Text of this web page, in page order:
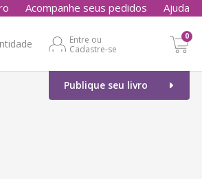
Acompanhe seus pedidos Ajuda
Entre ou
Cadastre-se
0
Publique seu livro